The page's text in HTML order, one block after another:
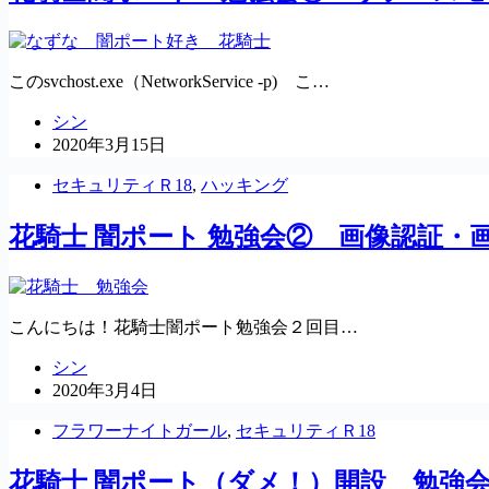
このsvchost.exe（NetworkService -p) こ…
シン
2020年3月15日
セキュリティＲ18, ハッキング
花騎士 闇ポート 勉強会② 画像認証・
こんにちは！花騎士闇ポート勉強会２回目…
シン
2020年3月4日
フラワーナイトガール, セキュリティＲ18
花騎士 闇ポート（ダメ！）開設 勉強